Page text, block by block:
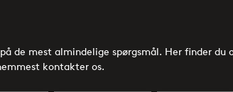
de mest almindelige spørgsmål. Her finder du
kontakter os.